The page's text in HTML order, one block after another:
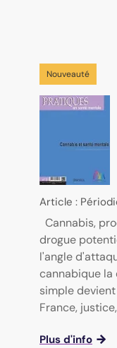
Nouveauté
Article :
Cannabis,
drogue
l'angle
cannabique la
simple
France,
Plus d'info